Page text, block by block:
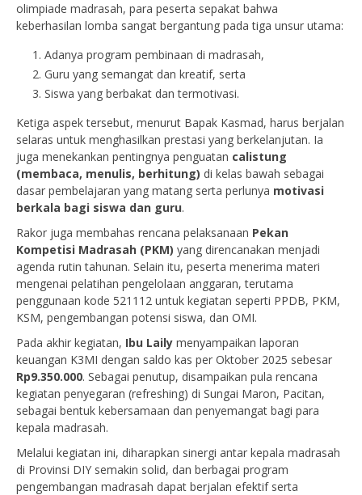
olimpiade madrasah, para peserta sepakat bahwa
keberhasilan lomba sangat bergantung pada tiga unsur utama:
Adanya program pembinaan di madrasah,
Guru yang semangat dan kreatif, serta
Siswa yang berbakat dan termotivasi.
Ketiga aspek tersebut, menurut Bapak Kasmad, harus berjalan
selaras untuk menghasilkan prestasi yang berkelanjutan. Ia
juga menekankan pentingnya penguatan calistung
(membaca, menulis, berhitung) di kelas bawah sebagai
dasar pembelajaran yang matang serta perlunya motivasi
berkala bagi siswa dan guru.
Rakor juga membahas rencana pelaksanaan Pekan
Kompetisi Madrasah (PKM) yang direncanakan menjadi
agenda rutin tahunan. Selain itu, peserta menerima materi
mengenai pelatihan pengelolaan anggaran, terutama
penggunaan kode 521112 untuk kegiatan seperti PPDB, PKM,
KSM, pengembangan potensi siswa, dan OMI.
Pada akhir kegiatan, Ibu Laily menyampaikan laporan
keuangan K3MI dengan saldo kas per Oktober 2025 sebesar
Rp9.350.000. Sebagai penutup, disampaikan pula rencana
kegiatan penyegaran (refreshing) di Sungai Maron, Pacitan,
sebagai bentuk kebersamaan dan penyemangat bagi para
kepala madrasah.
Melalui kegiatan ini, diharapkan sinergi antar kepala madrasah
di Provinsi DIY semakin solid, dan berbagai program
pengembangan madrasah dapat berjalan efektif serta